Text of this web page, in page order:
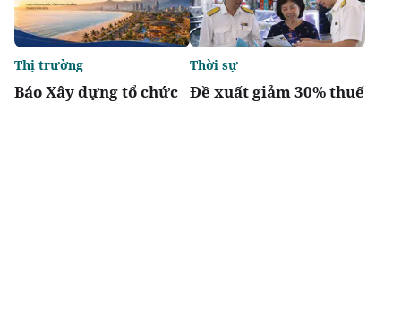
Báo Xây dựng tổ chức
Thị trường
Đề xuất giảm 30% thuế
Thời sự